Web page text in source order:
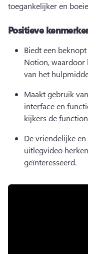
toegankelijker en
Positieve
Biedt een
Notion, waardoor
van het
Maakt gebruik
interface en
kijkers de
De vriendelijke
uitlegvideo
geïnteresseerd.